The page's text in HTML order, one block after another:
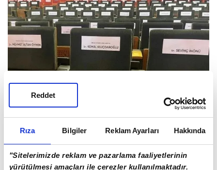
Rıza Bilgiler Reklam Ayarları Hakkında
"Sitelerimizde reklam ve pazarlama faaliyetlerinin
yürütülmesi amaçları ile çerezler kullanılmaktadır.
Reddet